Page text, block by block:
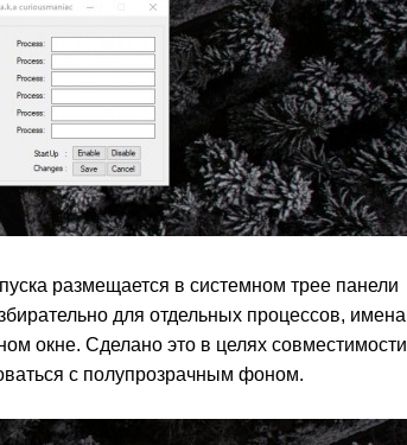
размещается в системном трее панели
для отдельных процессов, имена
окне. Сделано это в целях совместимости
с полупрозрачным фоном.